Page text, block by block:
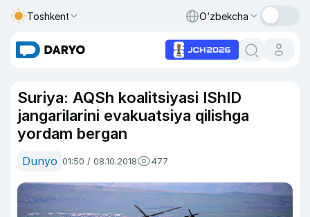
Toshkent O‘zbekcha
Suriya: AQSh koalitsiyasi IShID
jangarilarini evakuatsiya qilishga
yordam bergan
Dunyo 01:50 / 08.10.2018 477